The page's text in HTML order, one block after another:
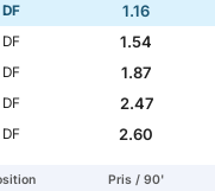
DF
1.16
DF
1.54
DF
1.87
DF
2.47
DF 2.60
Pris / 90'